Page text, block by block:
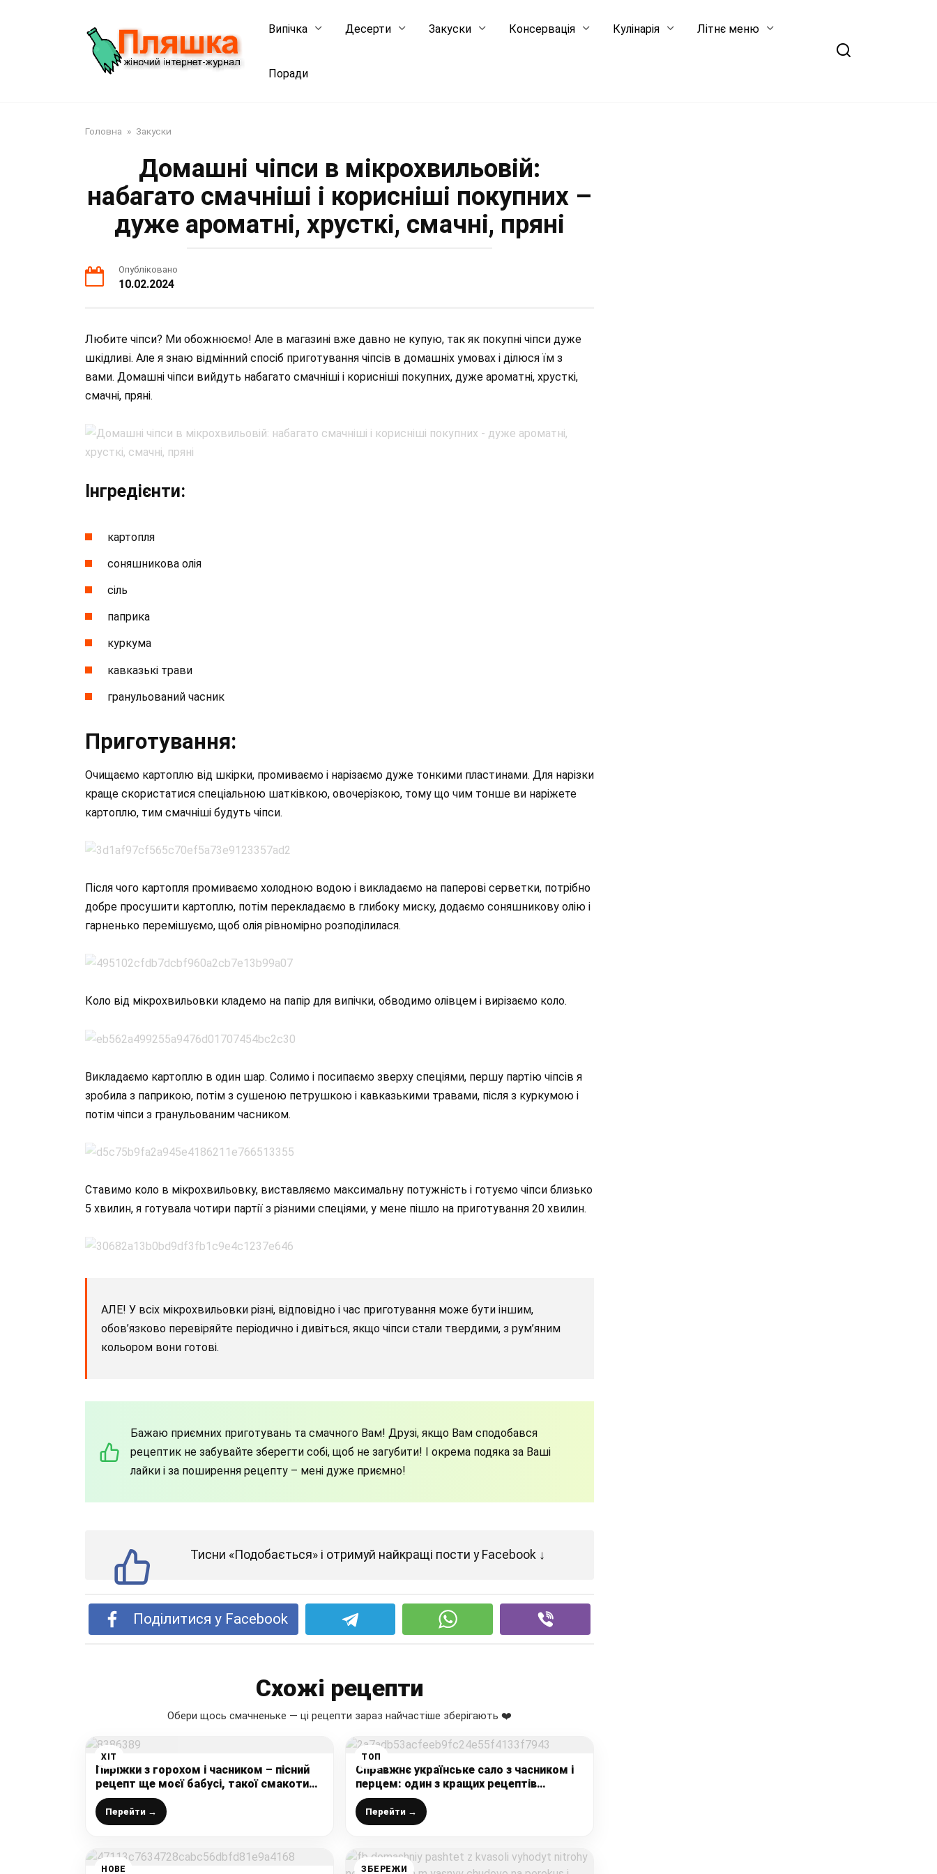
Випічка Десерти Закуски Консервація Кулінарія Літнє меню
Поради
Головна » Закуски
Домашні чіпси в мікрохвильовій:
набагато смачніші і корисніші покупних –
дуже ароматні, хрусткі, смачні, пряні
Опубліковано
10.02.2024
Любите чіпси? Ми обожнюємо! Але в магазині вже давно не купую, так як покупні чіпси дуже
шкідливі. Але я знаю відмінний спосіб приготування чіпсів в домашніх умовах і ділюся їм з
вами. Домашні чіпси вийдуть набагато смачніші і корисніші покупних, дуже ароматні, хрусткі,
смачні, пряні.
Інгредієнти:
картопля
соняшникова олія
сіль
паприка
куркума
кавказькі трави
гранульований часник
Приготування:
Очищаємо картоплю від шкірки, промиваємо і нарізаємо дуже тонкими пластинами. Для нарізки
краще скористатися спеціальною шатківкою, овочерізкою, тому що чим тонше ви наріжете
картоплю, тим смачніші будуть чіпси.
Після чого картопля промиваємо холодною водою і викладаємо на паперові серветки, потрібно
добре просушити картоплю, потім перекладаємо в глибоку миску, додаємо соняшникову олію і
гарненько перемішуємо, щоб олія рівномірно розподілилася.
Коло від мікрохвильовки кладемо на папір для випічки, обводимо олівцем і вирізаємо коло.
Викладаємо картоплю в один шар. Солимо і посипаємо зверху спеціями, першу партію чіпсів я
зробила з паприкою, потім з сушеною петрушкою і кавказькими травами, після з куркумою і
потім чіпси з гранульованим часником.
Ставимо коло в мікрохвильовку, виставляємо максимальну потужність і готуємо чіпси близько
5 хвилин, я готувала чотири партії з різними спеціями, у мене пішло на приготування 20 хвилин.
АЛЕ! У всіх мікрохвильовки різні, відповідно і час приготування може бути іншим,
обов’язково перевіряйте періодично і дивіться, якщо чіпси стали твердими, з рум’яним
кольором вони готові.
Бажаю приємних приготувань та смачного Вам! Друзі, якщо Вам сподобався
рецептик не забувайте зберегти собі, щоб не загубити! І окрема подяка за Ваші
лайки і за поширення рецепту – мені дуже приємно!
Тисни «Подобається» і отримуй найкращі пости у Facebook ↓
Поділитися у Facebook
Схожі рецепти
Обери щось смачненьке — ці рецепти зараз найчастіше зберігають ❤️
ХІТ
Пиріжки з горохом і часником – пісний
рецепт ще моєї бабусі, такої смакоти
ви ще не їли
Перейти →
ТОП
Справжнє українське сало з часником і
перцем: один з кращих рецептів
смачного маринованого сала
Перейти →
НОВЕ ЗБЕРЕЖИ